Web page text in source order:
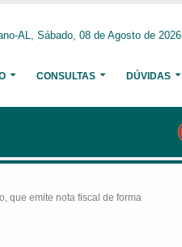
AL, Sábado, 08 de Agosto de 2026
CONSULTAS DÚVIDAS
que emite nota fiscal de forma